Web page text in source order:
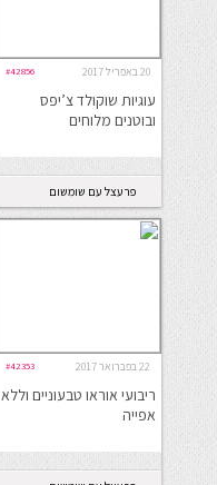
20 באפריל 2017 #42856
עוגיות שוקולד צ’יפס
ובוטנים מלוחים
פרעצל עם שומשום
22 בפברואר 2017 #42353
ריבועי אוראו טבעוניים וללא
אפייה